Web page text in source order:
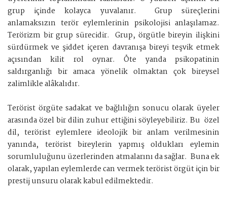
grup içinde kolayca yuvalanır. Grup süreçlerini
anlamaksızın terör eylemlerinin psikolojisi anlaşılamaz.
Terörizm bir grup sürecidir. Grup, örgütle bireyin ilişkini
sürdürmek ve şiddet içeren davranışa bireyi teşvik etmek
açısından kilit rol oynar. Öte yanda psikopatinin
saldırganlığı bir amaca yönelik olmaktan çok bireysel
zalimlikle alâkalıdır.
Terörist örgüte sadakat ve bağlılığın sonucu olarak üyeler
arasında özel bir dilin zuhur ettiğini söyleyebiliriz. Bu özel
dil, terörist eylemlere ideolojik bir anlam verilmesinin
yanında, terörist bireylerin yapmış oldukları eylemin
sorumluluğunu üzerlerinden atmalarını da sağlar. Buna ek
olarak, yapılan eylemlerde can vermek terörist örgüt için bir
prestij unsuru olarak kabul edilmektedir.